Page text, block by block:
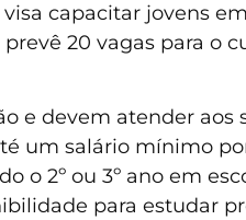
capacitar jovens
20 vagas para o
e devem atender
um salário mínimo
o 2º ou 3º ano em
para estudar